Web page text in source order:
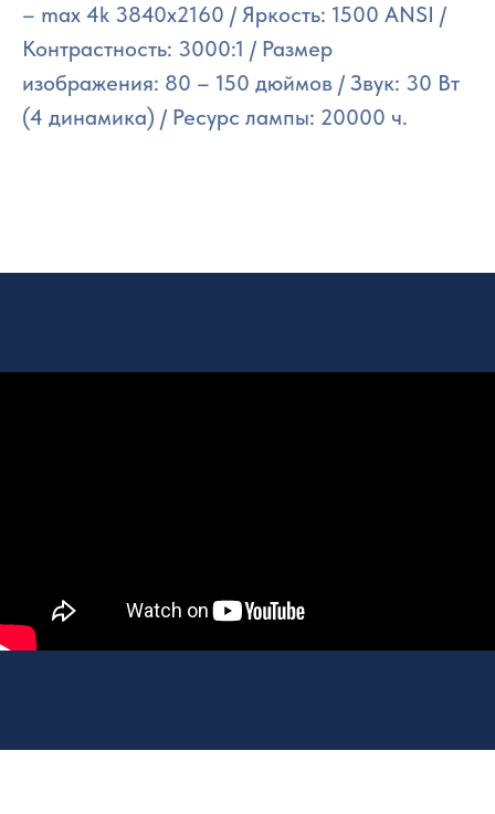
– max 4k 3840x2160 / Яркость: 1500 ANSI /
Контрастность: 3000:1 / Размер
изображения: 80 – 150 дюймов / Звук: 30 Вт
(4 динамика) / Ресурс лампы: 20000 ч.